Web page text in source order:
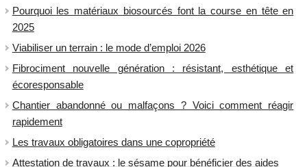
Pourquoi les matériaux biosourcés font la course en tête en
2025
Viabiliser un terrain : le mode d’emploi 2026
Fibrociment nouvelle génération : résistant, esthétique et
écoresponsable
Chantier abandonné ou malfaçons ? Voici comment réagir
rapidement
Les travaux obligatoires dans une copropriété
Attestation de travaux : le sésame pour bénéficier des aides